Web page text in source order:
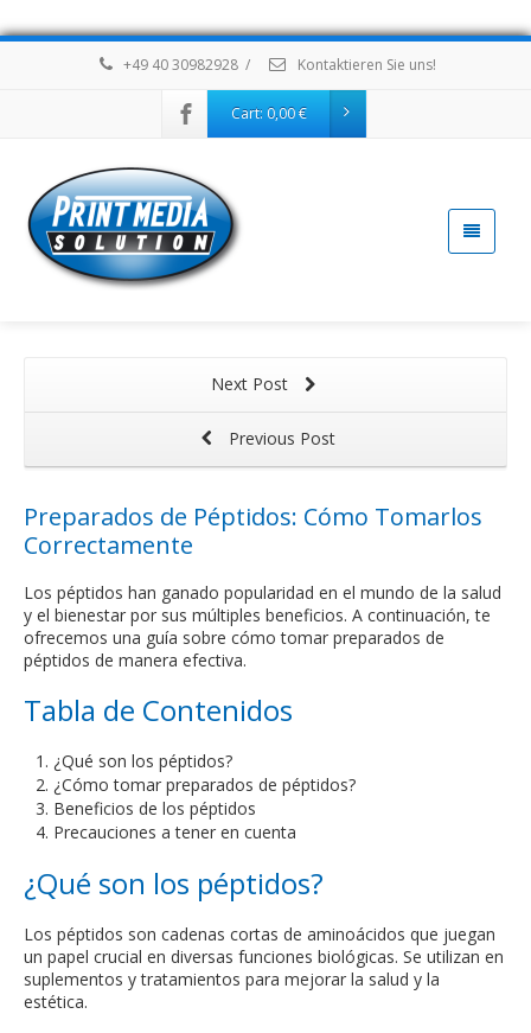
+49 40 30982928 / Kontaktieren Sie uns!
Cart: 0,00€
Next Post
Previous Post
Preparados de Péptidos: Cómo Tomarlos
Correctamente
Los péptidos han ganado popularidad en el mundo de la salud
y el bienestar por sus múltiples beneficios. A continuación, te
ofrecemos una guía sobre cómo tomar preparados de
péptidos de manera efectiva.
Tabla de Contenidos
¿Qué son los péptidos?
¿Cómo tomar preparados de péptidos?
Beneficios de los péptidos
Precauciones a tener en cuenta
¿Qué son los péptidos?
Los péptidos son cadenas cortas de aminoácidos que juegan
un papel crucial en diversas funciones biológicas. Se utilizan en
suplementos y tratamientos para mejorar la salud y la
estética.